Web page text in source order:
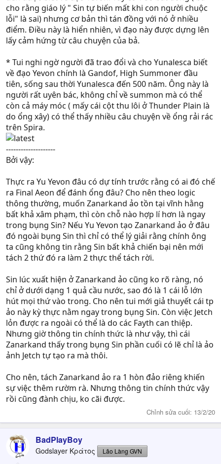
cho rằng giáo lý " Sin tự biến mất khi con người chuộc
lỗi" là sai) nhưng cơ bản thì tán đồng với nó ở nhiều
điểm. Điều này là hiển nhiên, vì đạo này được dựng lên
lấy cảm hứng từ câu chuyện của bả.
* Tui nghi ngờ người đã trao đổi và cho Yunalesca biết
về đạo Yevon chính là Gandof, High Summoner đầu
tiên, sống sau thời Yunalesca đến 500 năm. Ông này là
người rất uyên bác, không chỉ về summon mà có thể
còn cả máy móc ( mấy cái cột thu lôi ở Thunder Plain là
do ổng xây) có thể thấy nhiều câu chuyện về ổng rải rác
trên Spira.
--------------------
Bởi vậy:
Thực ra Yu Yevon đâu có dự tính trước rằng có ai đó chế
ra Final Aeon để đánh ổng đâu? Cho nên theo logic
thông thường, muốn Zanarkand ảo tồn tại vĩnh hằng
bất khả xâm phạm, thì còn chỗ nào hợp lí hơn là ngay
trong bụng Sin? Nếu Yu Yevon tạo Zanarkand ảo ở đâu
đó ngoài bụng Sin thì chỉ có thể lý giải rằng chính ông
ta cũng không tin rằng Sin bất khả chiến bại nên mới
tách 2 thứ đó ra làm 2 thực thể tách rời.
Sin lúc xuất hiện ở Zanarkand ảo cũng ko rõ ràng, nó
chỉ ở dưới dạng 1 quả cầu nước, sao đó là 1 cái lỗ lớn
hút mọi thứ vào trong. Cho nên tui mới giả thuyết cái tp
ảo này kỳ thực nằm ngay trong bụng Sin. Còn việc Jetch
lỏn được ra ngoài có thể là do các Fayth can thiệp.
Nhưng giờ thông tin chính thức là như vậy, thì cái
Zanarkand thấy trong bụng Sin phần cuối có lẽ chỉ là ảo
ảnh Jetch tự tạo ra mà thôi.
Cho nên, tách Zanarkand ảo ra 1 hòn đảo riêng khiến
sự việc thêm rườm rà. Nhưng thông tin chính thức vậy
rồi cũng đành chịu, ko cãi được.
Chỉnh sửa cuối: 13/2/20
BadPlayBoy
Godslayer Κράτος Lão Làng GVN